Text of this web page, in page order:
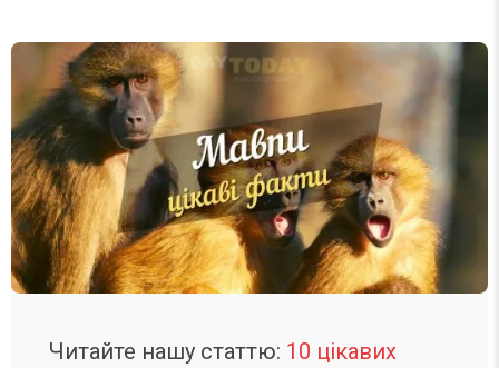
Читайте нашу статтю: 10 цікавих